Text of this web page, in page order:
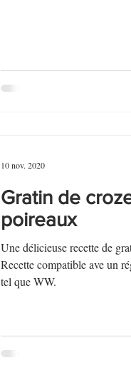
Gratin de
poireaux
Une délicieuse recette de
Recette compatible ave un
tel que WW.
10 nov. 2020